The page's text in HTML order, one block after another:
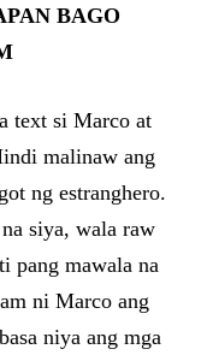
BAGO
text si Marco at
malinaw ang
ng estranghero.
siya, wala raw
pang mawala na
ni Marco ang
niya ang mga